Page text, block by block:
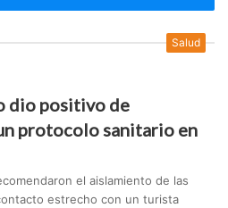
Salud
dio positivo de
protocolo sanitario en
el aislamiento de las
estrecho con un turista